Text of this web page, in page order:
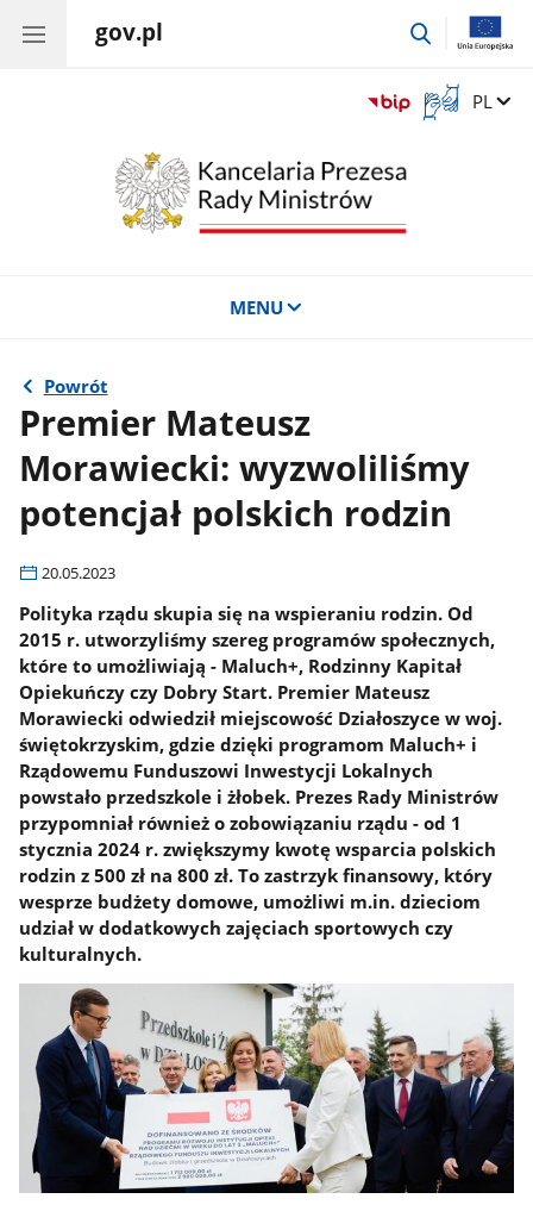
gov.pl
przejdź
Otwórz
okno
Zmień
PL
MENU
Powrót
Premier Mateusz
Morawiecki: wyzwoliliśmy
potencjał polskich rodzin
20.05.2023
Polityka rządu skupia się na wspieraniu rodzin. Od
2015 r. utworzyliśmy szereg programów społecznych,
które to umożliwiają - Maluch+, Rodzinny Kapitał
Opiekuńczy czy Dobry Start. Premier Mateusz
Morawiecki odwiedził miejscowość Działoszyce w woj.
świętokrzyskim, gdzie dzięki programom Maluch+ i
Rządowemu Funduszowi Inwestycji Lokalnych
powstało przedszkole i żłobek. Prezes Rady Ministrów
przypomniał również o zobowiązaniu rządu - od 1
stycznia 2024 r. zwiększymy kwotę wsparcia polskich
rodzin z 500 zł na 800 zł. To zastrzyk finansowy, który
wesprze budżety domowe, umożliwi m.in. dzieciom
udział w dodatkowych zajęciach sportowych czy
kulturalnych.